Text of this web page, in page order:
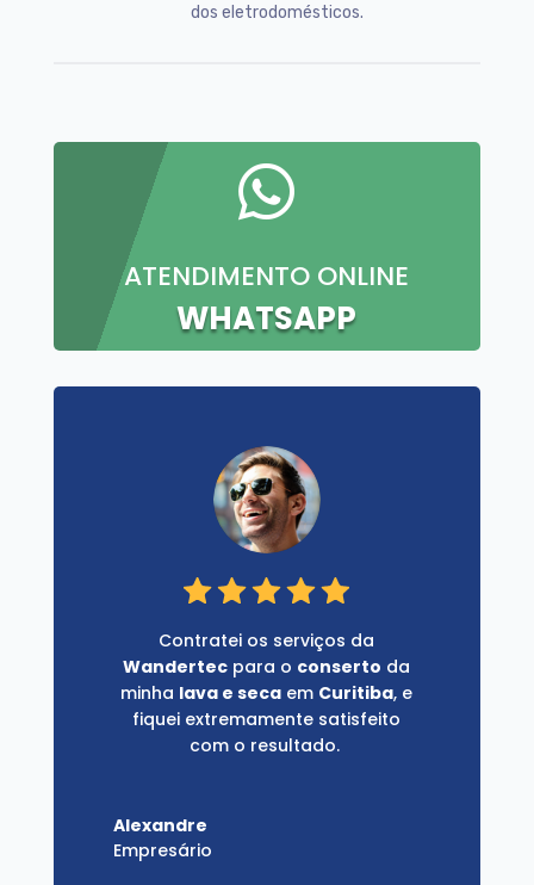
dos eletrodomésticos.

ATENDIMENTO ONLINE
WHATSAPP
Contratei os serviços da
Wandertec para o conserto da
minha lava e seca em Curitiba, e
fiquei extremamente satisfeito
com o resultado.
Alexandre
Empresário